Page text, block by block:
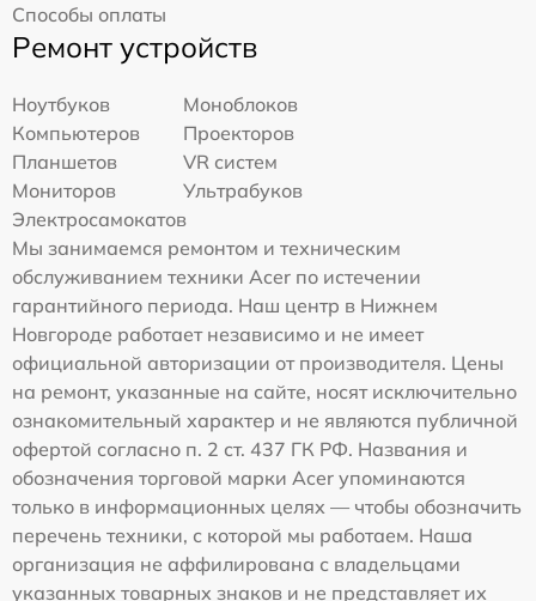
Способы оплаты
Ремонт устройств
Ноутбуков
Моноблоков
Компьютеров
Проекторов
Планшетов
VR систем
Мониторов
Ультрабуков
Электросамокатов
Мы занимаемся ремонтом и техническим
обслуживанием техники Acer по истечении
гарантийного периода. Наш центр в Нижнем
Новгороде работает независимо и не имеет
официальной авторизации от производителя. Цены
на ремонт, указанные на сайте, носят исключительно
ознакомительный характер и не являются публичной
офертой согласно п. 2 ст. 437 ГК РФ. Названия и
обозначения торговой марки Acer упоминаются
только в информационных целях — чтобы обозначить
перечень техники, с которой мы работаем. Наша
организация не аффилирована с владельцами
указанных товарных знаков и не представляет их